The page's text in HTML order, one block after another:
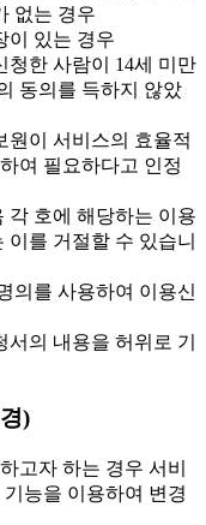
없는 경우
이 있는 경우
청한 사람이 14세 미만
동의를 득하지 않았
원이 서비스의 효율적
여 필요하다고 인정
호에 해당하는 이용
를 거절할 수 있습니
의를 사용하여 이용신
서의 내용을 허위로 기
)
고자 하는 경우 서비
능을 이용하여 변경